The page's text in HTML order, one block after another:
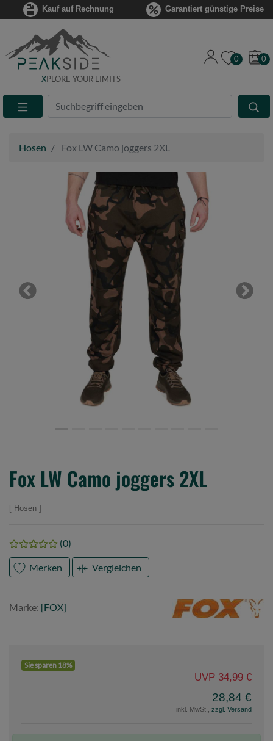
Kauf auf Rechnung Garantiert günstige Preise
XPLORE YOUR LIMITS
Suche
Eingabefeld
0 0
Hosen Fox LW Camo joggers 2XL
Previous Next
Fox LW Camo joggers 2XL
Hosen
(0)
Merken Vergleichen
Marke: [FOX]
FOX
Sie sparen 18%
UVP 34,99 €
28,84 €
inkl. MwSt., zzgl. Versand